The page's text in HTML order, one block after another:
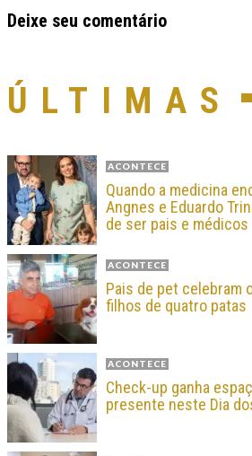
Deixe seu comentário
ÚLTIMAS
ACONTECE
Quando a medicina
Angnes e Eduardo
de ser pais e médicos
ACONTECE
Pais de pet celebram
filhos de quatro patas
ACONTECE
Check-up ganha
presente neste Dia